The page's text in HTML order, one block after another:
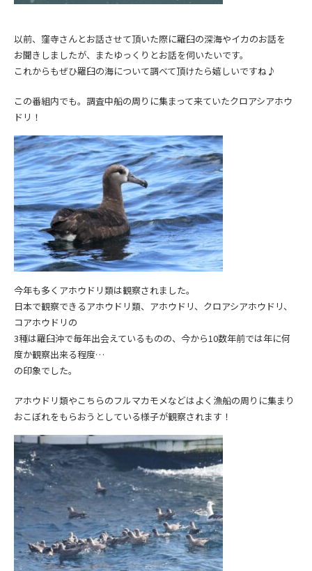
以前、窪寺さんとお話させて頂いた際に羅臼の深海やイカのお話を
お聞きしましたが、またゆっくりとお話を伺いたいです。
これからもぜひ羅臼の海について調べて頂けたら嬉しいですね♪
この番組内でも。調査中船の周りに集まって来ていたクロアシアホウ
ドリ！
今年も多くアホウドリ類は観察されました。
日本で観察できるアホウドリ類、アホウドリ、クロアシアホウドリ、
コアホウドリの
3種は羅臼沖で毎年出会えているものの、今から10数年前では年に何
度か観察出来る程度…
の印象でした。
アホウドリ類やこちらのフルマカモメなどはよく漁船の周りに集まり
おこぼれをもらおうとしている様子が観察されます！